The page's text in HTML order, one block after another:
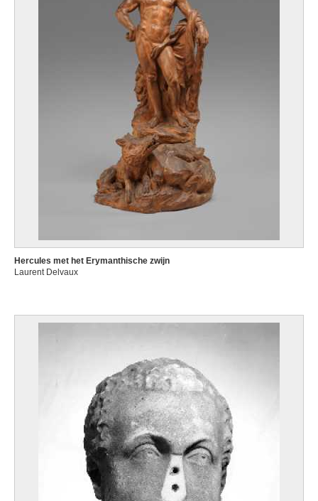
Hercules met het Erymanthische zwijn
Laurent Delvaux